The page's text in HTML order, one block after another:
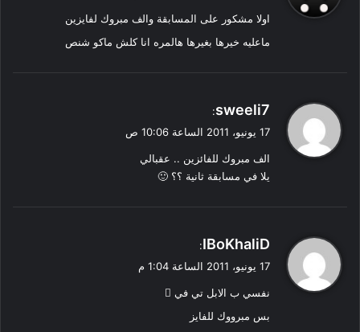
ل
اولا مشكور على المسابقة والف مبروك لفايزين
ماعليه خيرها بغيرها هالمره انا كلش ماكو شنص
ي
ق
ل
sweeli7
:
17 يونيو، 2011 الساعة 10:06 ص
الف مبروك للفائزين .. عقبالي
يلا في مسابقة ثانية ؟؟ 🙂
ي
ق
ل
IBoKhaliD
:
17 يونيو، 2011 الساعة 1:04 م
نفسي ب الابل تي في 
بس مبرووك للفايز